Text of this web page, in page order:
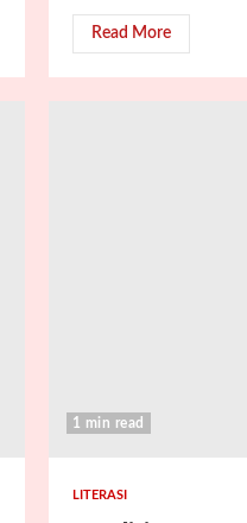
Read More
1 min read
LITERASI